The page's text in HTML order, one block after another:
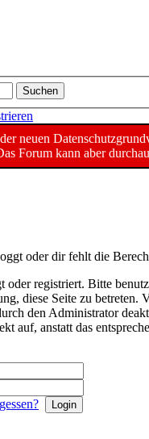
neuen
Forum kann aber
oder dir fehlt die
oder registriert. Bitte
diese Seite zu betreten.
den Administrator
auf, anstatt das